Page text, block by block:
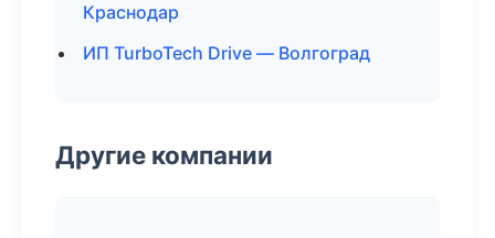
Краснодар
ИП TurboTech Drive — Волгоград
Другие компании